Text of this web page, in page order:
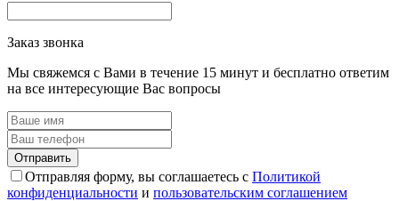
Заказ звонка
Мы свяжемся с Вами в течение 15 минут и бесплатно ответим
на все интересующие Вас вопросы
Отправляя форму, вы соглашаетесь с Политикой
конфиденциальности и пользовательским соглашением